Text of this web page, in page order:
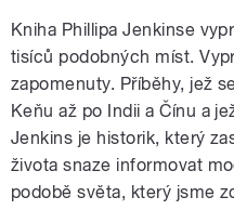
Kniha Phillipa Jenkinse
tisíců podobných míst.
zapomenuty. Příběhy, jež
Keňu až po Indii a Čínu a
Jenkins je historik, který
života snaze informovat
podobě světa, který jsme